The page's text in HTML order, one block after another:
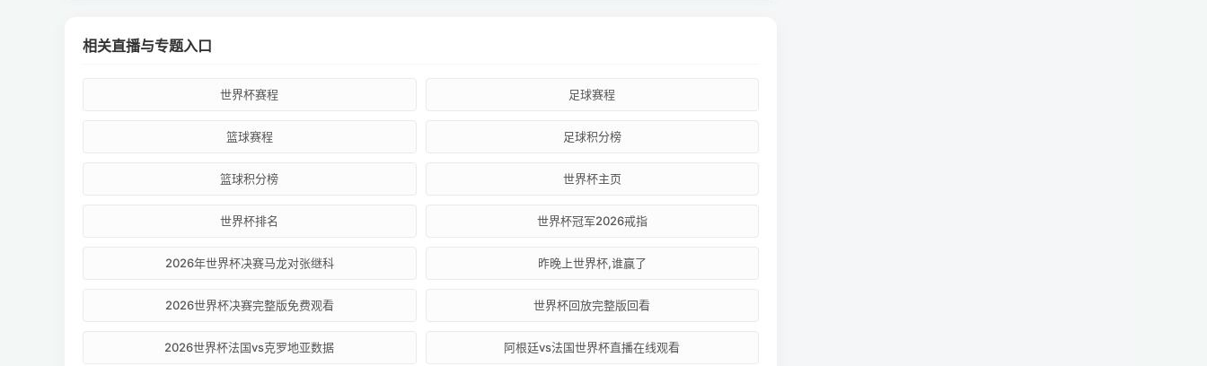
相关直播与专题入口
世界杯赛程 足球赛程
篮球赛程 足球积分榜
篮球积分榜 世界杯主页
世界杯排名 世界杯冠军2026戒指
2026年世界杯决赛马龙对张继科 昨晚上世界杯,谁赢了
2026世界杯决赛完整版免费观看 世界杯回放完整版回看
2026世界杯法国vs克罗地亚数据 阿根廷vs法国世界杯直播在线观看